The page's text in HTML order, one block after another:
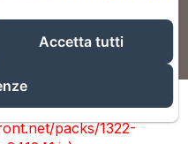
Amenitiz
Loading chunk 1322
packs/1322-
Accetta tutti